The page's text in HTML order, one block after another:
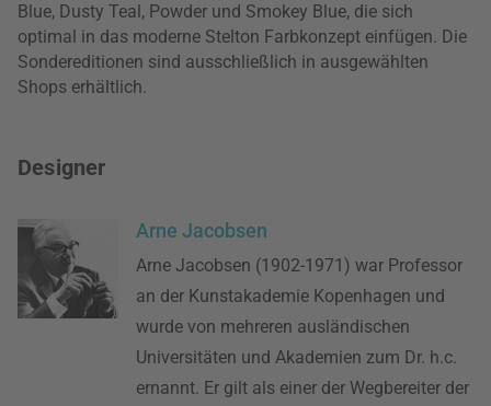
Blue, Dusty Teal, Powder und Smokey Blue, die sich
optimal in das moderne Stelton Farbkonzept einfügen. Die
Sondereditionen sind ausschließlich in ausgewählten
Shops erhältlich.
Designer
Arne Jacobsen
Arne Jacobsen (1902-1971) war Professor
an der Kunstakademie Kopenhagen und
wurde von mehreren ausländischen
Universitäten und Akademien zum Dr. h.c.
ernannt. Er gilt als einer der Wegbereiter der